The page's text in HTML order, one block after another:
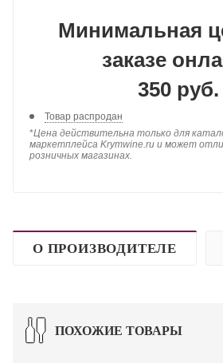
Минимальная
заказе
350 руб.
Товар распродан
*Цена действительна только для
маркетплейса Krymwine.ru и может
розничных магазинах.
О ПРОИЗВОДИТЕЛЕ
ПОХОЖИЕ ТОВАРЫ